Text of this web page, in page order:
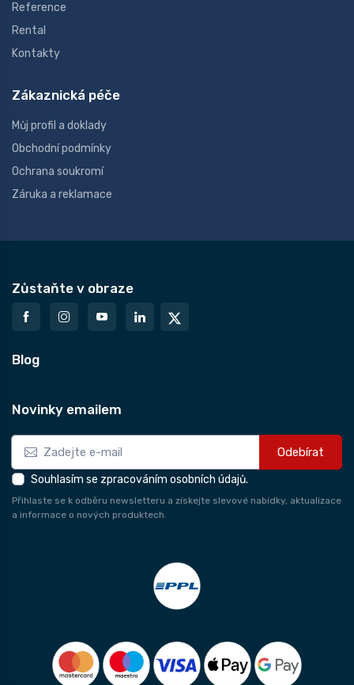
Reference
Rental
Kontakty
Zákaznická péče
Můj profil a doklady
Obchodní podmínky
Ochrana soukromí
Záruka a reklamace
Zůstaňte v obraze
Blog
Novinky emailem
Odebírat
Souhlasím se zpracováním osobních údajů.
Přihlaste se k odběru newsletteru a získejte slevové nabídky, aktualizace
a informace o nových produktech.